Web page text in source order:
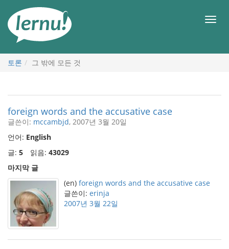
메
토론 그 밖에 모든 것
foreign words and the accusative case
글쓴이: mccambjd, 2007년 3월 20일
언어: English
글: 5 읽음: 43029
마지막 글
(en) foreign words and the accusative case
글쓴이: erinja
2007년 3월 22일